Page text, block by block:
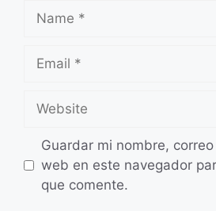
Name
Email
Website
Guardar mi nombre,
web en este navegador
que comente.